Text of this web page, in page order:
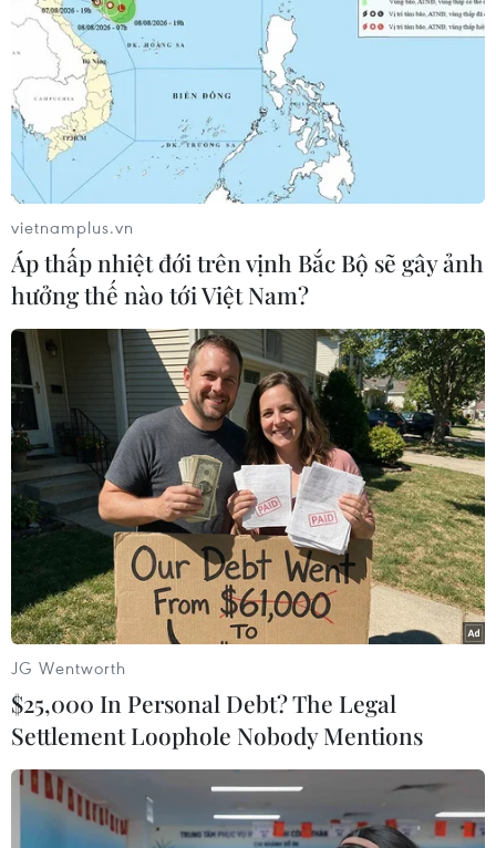
#Các nhà khoa học Italy
#Biến thể Omicron
#Dịch COVID-19
#Lây nhiễm cộng đồng
Theo dõi VietnamPlus
TIN LIÊN QUAN
vietnamplus.vn
Áp thấp nhiệt đới trên vịnh Bắc Bộ sẽ gây ảnh
hưởng thế nào tới Việt Nam?
JG Wentworth
$25,000 In Personal Debt? The Legal
Settlement Loophole Nobody Mentions